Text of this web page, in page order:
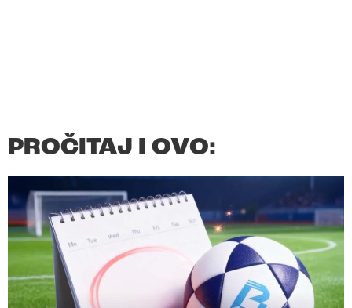
PROČITAJ I OVO: